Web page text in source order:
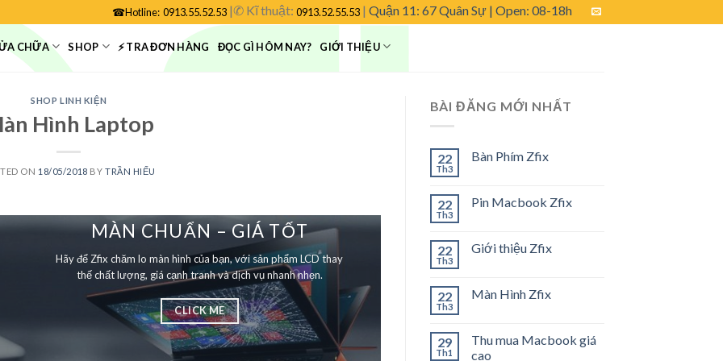
☎Hotline: 0913.55.52.53|✆ Kĩ thuật: 0913.52.55.53| Quận 11: 67 Quân Sự | Open: 08-18h
CHỮA SHOP ⚡ TRA ĐƠN HÀNG ĐỌC GÌ HÔM NAY? GIỚI THIỆU
SHOP LINH KIỆN
Hình Laptop
ON 18/05/2018 BY TRẦN HIẾU
MÀN CHUẨN – GIÁ TỐT
Hãy để Zfix chăm lo màn hình của bạn, với sản phẩm LCD thay
thế chất lượng, giá cạnh tranh và dịch vụ nhanh nhẹn.
CLICK ME
BÀI ĐĂNG MỚI NHẤT
22
Th3
Bàn Phím Zfix
22
Th3
Pin Macbook Zfix
22
Th3
Giới thiệu Zfix
22
Th3
Màn Hình Zfix
29
Th1
Thu mua Macbook giá
cao